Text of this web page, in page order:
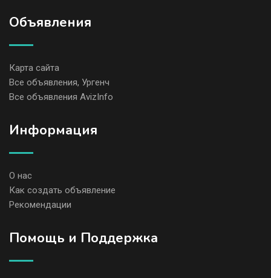
Объявления
Карта сайта
Все объявления, Ургенч
Все объявления AvizInfo
Информация
О нас
Как создать объявление
Рекомендации
Помощь и Поддержка